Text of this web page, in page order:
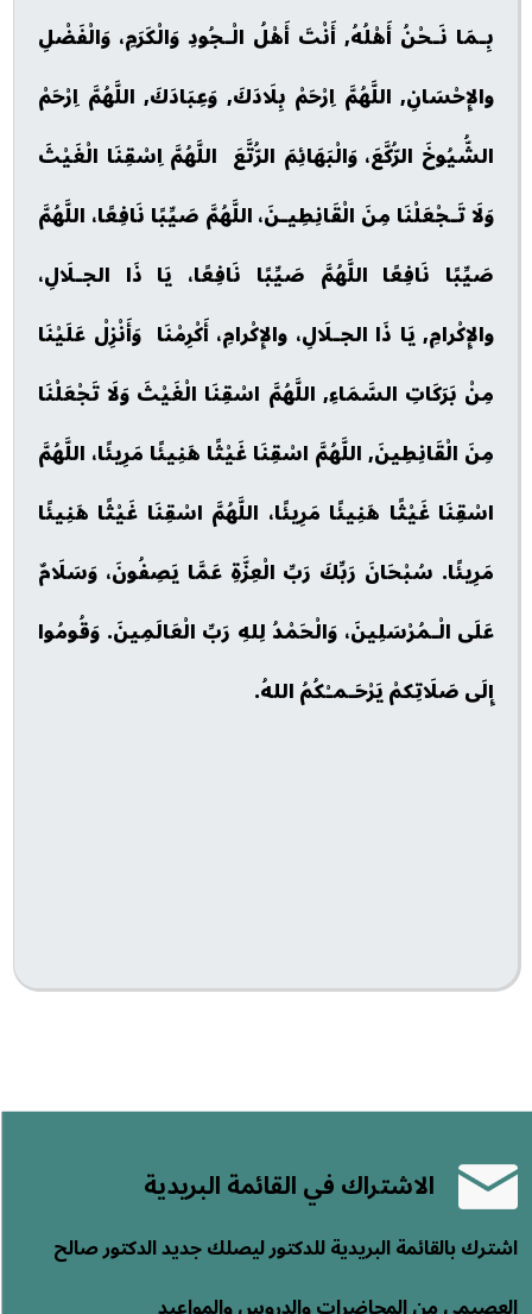
بِـمَا نَـحْنُ أَهْلُهُ, أَنْتَ أَهْلُ الْـجُودِ وَالْكَرَمِ، وَالْفَضْلِ
والإِحْسَانِ, اللَّهُمَّ اِرْحَمْ بِلَادَكَ, وَعِبَادَكَ, اللَّهُمَّ اِرْحَمْ
الشُّيُوخَ الرُّكَّعَ، وَالْبَهَائِمَ الرُّتَّعَ اللَّهُمَّ اِسْقِنَا الْغَيْثَ
وَلَا تَـجْعَلْنَا مِنَ الْقَانِطِيـنَ، اللَّهُمَّ صَيِّبًا نَافِعًا، اللَّهُمَّ
صَيِّبًا نَافِعًا اللَّهُمَّ صَيِّبًا نَافِعًا، يَا ذَا الجـلَالِ،
والإِكْرامِ, يَا ذَا الجـلَالِ، والإِكْرامِ، أَكْرِمْنَا وَأَنْزِلْ عَلَيْنَا
مِنْ بَرَكَاتِ السَّمَاءِ, اللَّهُمَّ اسْقِنَا الْغَيْثَ وَلَا تَجْعَلْنَا
مِنَ الْقَانِطِينَ, اللَّهُمَّ اسْقِنَا غَيْثًا هَنِيئًا مَرِيئًا، اللَّهُمَّ
اسْقِنَا غَيْثًا هَنِيئًا مَرِيئًا، اللَّهُمَّ اسْقِنَا غَيْثًا هَنِيئًا
مَرِيئًا. سُبْحَانَ رَبِّكَ رَبِّ الْعِزَّةِ عَمَّا يَصِفُونَ، وَسَلَامٌ
عَلَى الْـمُرْسَلِينَ، وَالْحَمْدُ لِلهِ رَبِّ الْعَالَمِينَ. وَقُومُوا
إِلَى صَلَاتِكمْ يَرْحَـمـْكُمُ اللهُ.
الاشتراك في القائمة البريدية
اشترك بالقائمة البريدية للدكتور ليصلك جديد الدكتور صالح